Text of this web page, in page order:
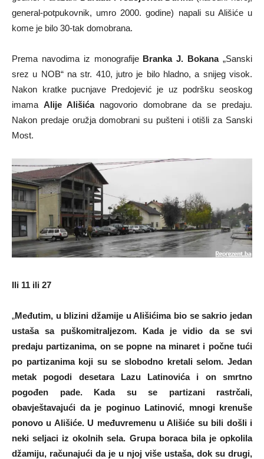
general-potpukovnik, umro 2000. godine) napali su Ališiće u
kome je bilo 30-tak domobrana.
Prema navodima iz monografije Branka J. Bokana„Sanski
srez u NOB“ na str. 410, jutro je bilo hladno, a snijeg visok.
Nakon kratke pucnjave Predojević je uz podršku seoskog
imamaAlije Ališićanagovorio domobrane da se predaju.
Nakon predaje oružja domobrani su pušteni i otišli za Sanski
Most.
Ili 11 ili 27
„Međutim, u blizini džamije u Ališićima bio se sakrio jedan
ustaša sa puškomitraljezom. Kada je vidio da se svi
predaju partizanima, on se popne na minaret i počne tući
po partizanima koji su se slobodno kretali selom. Jedan
metak pogodi desetara Lazu Latinovića i on smrtno
pogođen pade. Kada su se partizani rastrčali,
obavještavajući da je poginuo Latinović, mnogi krenuše
ponovo u Ališiće. U međuvremenu u Ališiće su bili došli i
neki seljaci iz okolnih sela. Grupa boraca bila je opkolila
džamiju, računajući da je u njoj više ustaša, dok su drugi,